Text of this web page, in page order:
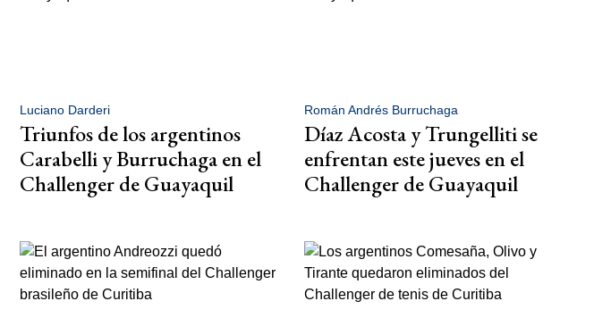
Luciano Darderi
Triunfos de los argentinos
Carabelli y Burruchaga en el
Challenger de Guayaquil
Román Andrés Burruchaga
Díaz Acosta y Trungelliti se
enfrentan este jueves en el
Challenger de Guayaquil